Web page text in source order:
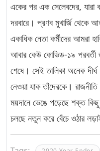
একের পর এক সেলেবদের, যারা
দরবারে। প্রণব মুখার্জি থেকে
একাধিক নেতা কর্মীদের আমরা
আবার কেউ কোভিড-১৯ পরবর্তী
শেষে। সেই তালিকা অনেক
নেওয়া যাক তাঁদেরকে।
ময়দানে ভেঙে পড়েছে শক্ত
চলছে নতুন করে বেঁচে ওঠার